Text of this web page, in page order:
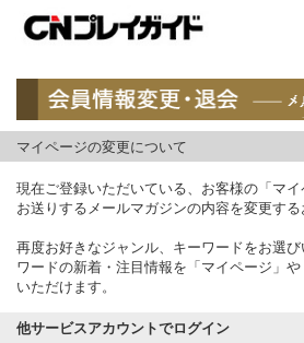
マイページの変更について
現在ご登録いただいている、お客様の「マ
お送りするメールマガジンの内容を変更する
再度お好きなジャンル、キーワードをお選
ワードの新着・注目情報を「マイページ」
いただけます。
他サービスアカウントでログイン